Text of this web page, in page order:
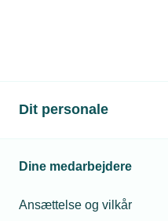
Dit personale
Dine medarbejdere
Ansættelse og vilkår
Få overblik